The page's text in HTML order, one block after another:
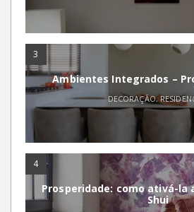
3
Ambientes Integrados –
DECORAÇÃO,
4
Prosperidade: como ativá-la
Shui